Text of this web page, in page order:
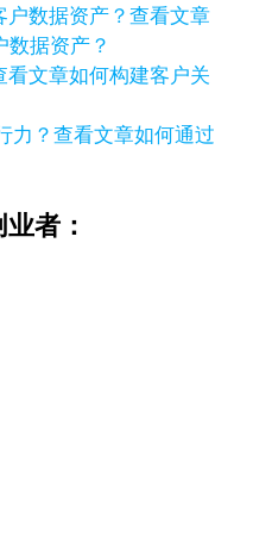
查看文章
数据资产？
看文章如何构建客户关
查看文章如何通过
者：